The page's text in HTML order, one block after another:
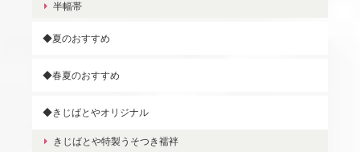
半幅帯
◆夏のおすすめ
◆春夏のおすすめ
◆きじばとやオリジナル
きじばとや特製うそつき襦袢